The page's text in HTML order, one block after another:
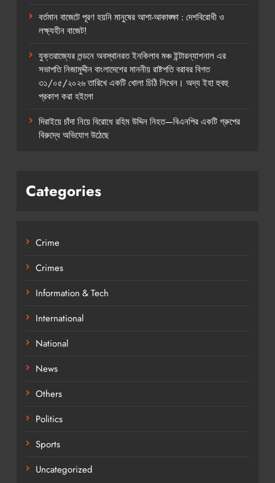
বর্তমান বাজেটে পূরণ হয়নি মানুষের আশা-আকাঙ্ক্ষা : দেশবিরোধী ও
লক্ষ্যহীন বাজেট!
যুক্তরাজ্যের লন্ডনে অবস্থানরত ইনকিলাব মঞ্চ ইন্টারন্যাশনাল এর
সভাপতি নিজামুদ্দীন বাংলাদেশের মাননীয় রাষ্টপতি বরাবর বিগত
৩১/০৫/২০২৬ তারিখে একটি খোলা চিঠি লিখেন। অদ্য ইহা হুবহু
প্রকাশ করা হইলো
দিরাইয়ে চাঁদা নিয়ে বিরোধে রহিম উদ্দিন নিহত—বিএনপির একটি গ্রুপের
বিরুদ্ধে অভিযোগ উঠেছে
Categories
Crime
Crimes
Information & Tech
International
National
News
Others
Politics
Sports
Uncategorized